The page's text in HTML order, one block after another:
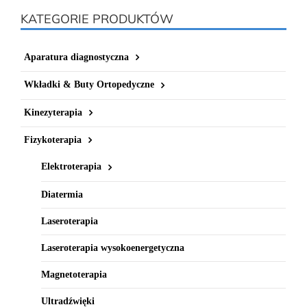
KATEGORIE PRODUKTÓW
Aparatura diagnostyczna
Wkładki & Buty Ortopedyczne
Kinezyterapia
Fizykoterapia
Elektroterapia
Diatermia
Laseroterapia
Laseroterapia wysokoenergetyczna
Magnetoterapia
Ultradźwięki